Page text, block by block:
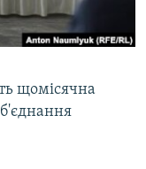
щомісячна